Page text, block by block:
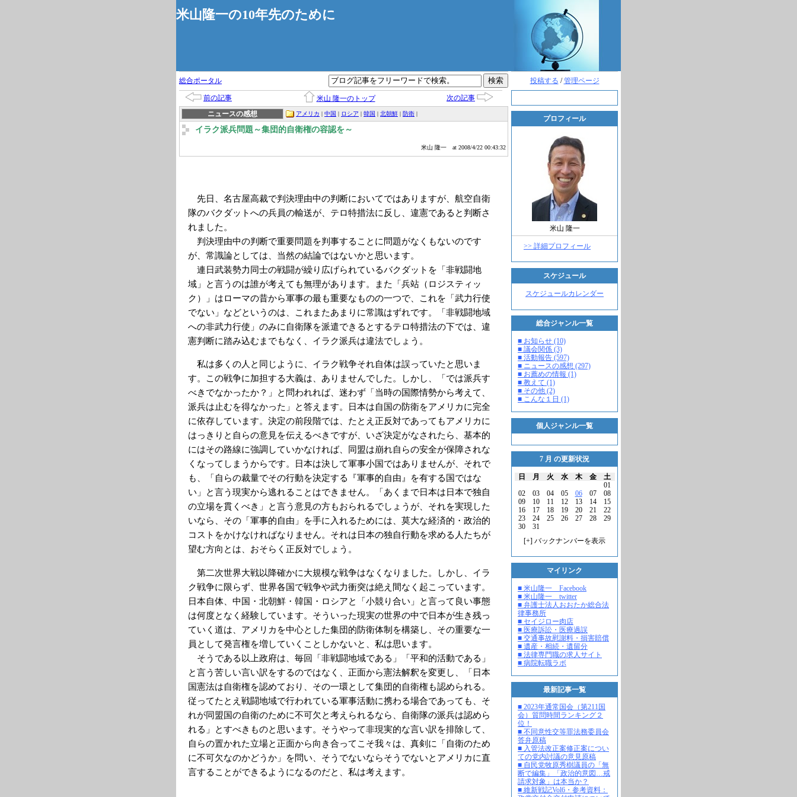
米山隆一の10年先のために
投稿する /管理ページ
プロフィール
米山 隆一
>> 詳細プロフィール
スケジュール
スケジュールカレンダー
総合ジャンル一覧
■ お知らせ (10)
■ 議会関係 (3)
■ 活動報告 (597)
■ ニュースの感想 (297)
■ お薦めの情報 (1)
■ 教えて (1)
■ その他 (2)
■ こんな１日 (1)
個人ジャンル一覧
7 月 の更新状況
日 月 火 水 木 金
土
01
02
03 04 05 06 07
08
09
10 11 12 13 14
15
16
17 18 19 20 21
22
23
24 25 26 27 28
29
30
31
[+] バックナンバーを表示
マイリンク
■ 米山隆一 Facebook
■ 米山隆一 twitter
■ 弁護士法人おおたか総合法
律事務所
■ セイジロー肉店
■ 医療訴訟・医療過誤
■ 交通事故慰謝料・損害賠償
■ 遺産・相続・遺留分
■ 法律専門職の求人サイト
■ 病院転職ラボ
最新記事一覧
■ 2023年通常国会（第211国
会）質問時間ランキング２
位！
■ 不同意性交等罪法務委員会
答弁原稿
■ 入管法改正案修正案につい
ての党内討議の意見原稿
■ 自民党牧原秀樹議員の「無
断で編集」「政治的意図…戒
請求対象」は本当か？
■ 維新戦記Vol6・参考資料：
総合ポータル
前の記事 米山 隆一のトップ
次の記事
ニュースの感想
アメリカ | 中国 | ロシア | 韓国 | 北朝鮮 | 防衛 |
イラク派兵問題～集団的自衛権の容認を～
米山 隆一 at 2008/4/22 00:43:32
先日、名古屋高裁で判決理由中の判断においてではありますが、航空自衛
隊のバクダットへの兵員の輸送が、テロ特措法に反し、違憲であると判断さ
れました。
判決理由中の判断で重要問題を判事することに問題がなくもないのです
が、常識論としては、当然の結論ではないかと思います。
連日武装勢力同士の戦闘が繰り広げられているバクダットを「非戦闘地
域」と言うのは誰が考えても無理があります。また「兵站（ロジスティッ
ク）」はローマの昔から軍事の最も重要なものの一つで、これを「武力行使
でない」などというのは、これまたあまりに常識はずれです。「非戦闘地域
への非武力行使」のみに自衛隊を派遣できるとするテロ特措法の下では、違
憲判断に踏み込むまでもなく、イラク派兵は違法でしょう。
私は多くの人と同じように、イラク戦争それ自体は誤っていたと思いま
す。この戦争に加担する大義は、ありませんでした。しかし、「では派兵す
べきでなかったか？」と問われれば、迷わず「当時の国際情勢から考えて、
派兵は止むを得なかった」と答えます。日本は自国の防衛をアメリカに完全
に依存しています。決定の前段階では、たとえ正反対であってもアメリカに
はっきりと自らの意見を伝えるべきですが、いざ決定がなされたら、基本的
にはその路線に強調していかなければ、同盟は崩れ自らの安全が保障されな
くなってしまうからです。日本は決して軍事小国ではありませんが、それで
も、「自らの裁量でその行動を決定する『軍事的自由』を有する国ではな
い」と言う現実から逃れることはできません。「あくまで日本は日本で独自
の立場を貫くべき」と言う意見の方もおられるでしょうが、それを実現した
いなら、その「軍事的自由」を手に入れるためには、莫大な経済的・政治的
コストをかけなければなりません。それは日本の独自行動を求める人たちが
望む方向とは、おそらく正反対でしょう。
第二次世界大戦以降確かに大規模な戦争はなくなりました。しかし、イラ
ク戦争に限らず、世界各国で戦争や武力衝突は絶え間なく起こっています。
日本自体、中国・北朝鮮・韓国・ロシアと「小競り合い」と言って良い事態
は何度となく経験しています。そういった現実の世界の中で日本が生き残っ
ていく道は、アメリカを中心とした集団的防衛体制を構築し、その重要な一
員として発言権を増していくことしかないと、私は思います。
そうである以上政府は、毎回「非戦闘地域である」「平和的活動である」
と言う苦しい言い訳をするのではなく、正面から憲法解釈を変更し、「日本
国憲法は自衛権を認めており、その一環として集団的自衛権も認められる。
従ってたとえ戦闘地域で行われている軍事活動に携わる場合であっても、そ
れが同盟国の自衛のために不可欠と考えられるなら、自衛隊の派兵は認めら
れる」とすべきものと思います。そうやって非現実的な言い訳を排除して、
自らの置かれた立場と正面から向き合ってこそ我々は、真剣に「自衛のため
に不可欠なのかどうか」を問い、そうでないならそうでないとアメリカに直
言することができるようになるのだと、私は考えます。